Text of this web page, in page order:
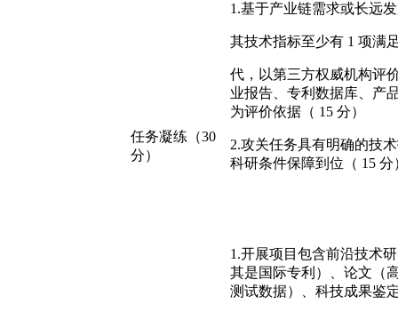
任务凝练（30
分）
1.基于产业链需求或长远
其技术指标至少有 1 项满
代，以第三方权威机构评
业报告、专利数据库、产
为评价依据（ 15 分）
2.攻关任务具有明确的技
科研条件保障到位（ 15 分
1.开展项目包含前沿技术
其是国际专利）、论文（
测试数据）、科技成果鉴